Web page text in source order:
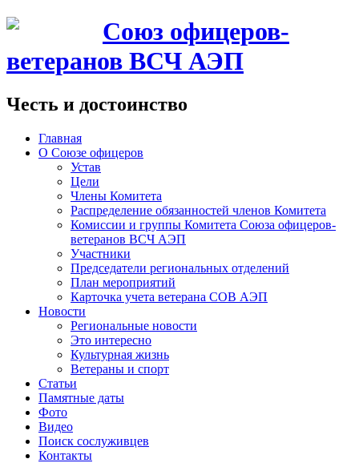
Союз офицеров-
ветеранов ВСЧ АЭП
Честь и достоинство
Главная
О Союзе офицеров
Устав
Цели
Члены Комитета
Распределение обязанностей членов Комитета
Комиссии и группы Комитета Союза офицеров-
ветеранов ВСЧ АЭП
Участники
Председатели региональных отделений
План мероприятий
Карточка учета ветерана CОВ АЭП
Новости
Региональные новости
Это интересно
Культурная жизнь
Ветераны и спорт
Статьи
Памятные даты
Фото
Видео
Поиск сослуживцев
Контакты